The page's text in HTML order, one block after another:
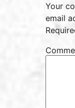
Your
email